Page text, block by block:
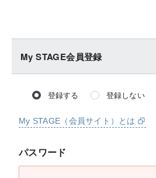
My STAGE会員登録
登録する 登録しない
My STAGE（会員サイト）とは
パスワード